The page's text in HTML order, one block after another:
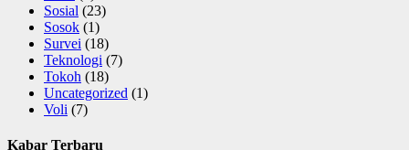
Sosial (23)
Sosok (1)
Survei (18)
Teknologi (7)
Tokoh (18)
Uncategorized (1)
Voli (7)
Kabar Terbaru